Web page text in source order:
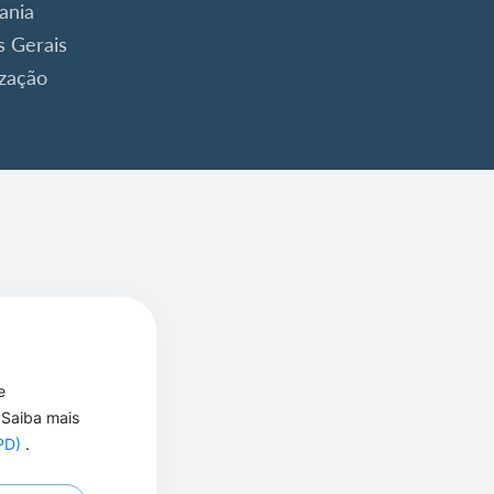
Gerais
mais
.